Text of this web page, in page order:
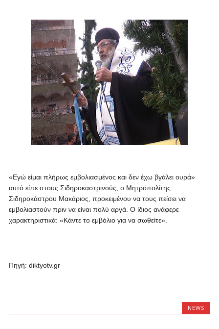
«Εγώ είμαι πλήρως εμβολιασμένος και δεν έχω βγάλει ουρά»
αυτό είπε στους Σιδηροκαστρινούς, ο Μητροπολίτης
Σιδηροκάστρου Μακάριος, προκειμένου να τους πείσει να
εμβολιαστούν πριν να είναι πολύ αργά. Ο ίδιος ανάφερε
χαρακτηριστικά: «Κάντε το εμβόλιο για να σωθείτε».
Πηγή: diktyotv.gr
NEWS